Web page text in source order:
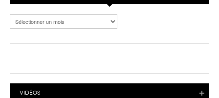
Archives
VIDÉOS